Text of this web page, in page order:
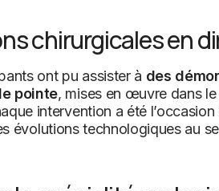
chirurgicales en
ont pu assister à des
pointe, mises en œuvre dans
intervention a été l’occasion
évolutions technologiques au